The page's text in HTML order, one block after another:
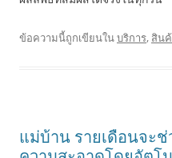
ข้อความนี้ถูกเขียนในบริการ, สิน
แม่บ้าน รายเดือนจะ